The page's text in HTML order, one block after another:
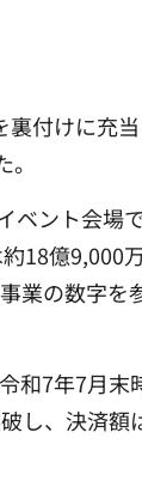
付けに充
ント会場
18億9,000
業の数字
和7年7月
し、決済